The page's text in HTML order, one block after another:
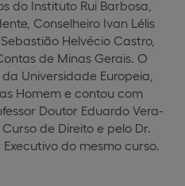
do Instituto Rui Barbosa,
Conselheiro Ivan Lélis
Helvécio Castro,
de Minas Gerais. O
Universidade Europeia,
Homem e contou com
Doutor Eduardo Vera-
de Direito e pelo Dr.
do mesmo curso.